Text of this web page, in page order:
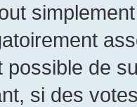
de
si des